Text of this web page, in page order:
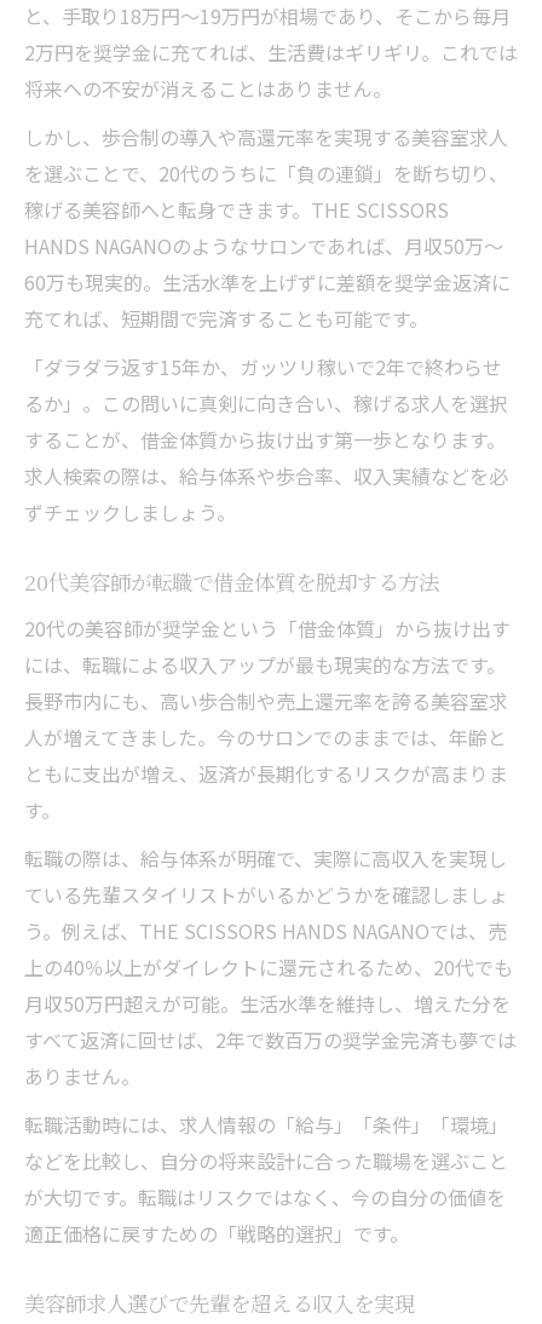
と、手取り18万円〜19万円が相場であり、そこから毎月
2万円を奨学金に充てれば、生活費はギリギリ。これでは
将来への不安が消えることはありません。
しかし、歩合制の導入や高還元率を実現する美容室求人
を選ぶことで、20代のうちに「負の連鎖」を断ち切り、
稼げる美容師へと転身できます。THE SCISSORS
HANDS NAGANOのようなサロンであれば、月収50万〜
60万も現実的。生活水準を上げずに差額を奨学金返済に
充てれば、短期間で完済することも可能です。
「ダラダラ返す15年か、ガッツリ稼いで2年で終わらせ
るか」。この問いに真剣に向き合い、稼げる求人を選択
することが、借金体質から抜け出す第一歩となります。
求人検索の際は、給与体系や歩合率、収入実績などを必
ずチェックしましょう。
20代美容師が転職で借金体質を脱却する方法
20代の美容師が奨学金という「借金体質」から抜け出す
には、転職による収入アップが最も現実的な方法です。
長野市内にも、高い歩合制や売上還元率を誇る美容室求
人が増えてきました。今のサロンでのままでは、年齢と
ともに支出が増え、返済が長期化するリスクが高まりま
す。
転職の際は、給与体系が明確で、実際に高収入を実現し
ている先輩スタイリストがいるかどうかを確認しましょ
う。例えば、THE SCISSORS HANDS NAGANOでは、売
上の40％以上がダイレクトに還元されるため、20代でも
月収50万円超えが可能。生活水準を維持し、増えた分を
すべて返済に回せば、2年で数百万の奨学金完済も夢では
ありません。
転職活動時には、求人情報の「給与」「条件」「環境」
などを比較し、自分の将来設計に合った職場を選ぶこと
が大切です。転職はリスクではなく、今の自分の価値を
適正価格に戻すための「戦略的選択」です。
美容師求人選びで先輩を超える収入を実現